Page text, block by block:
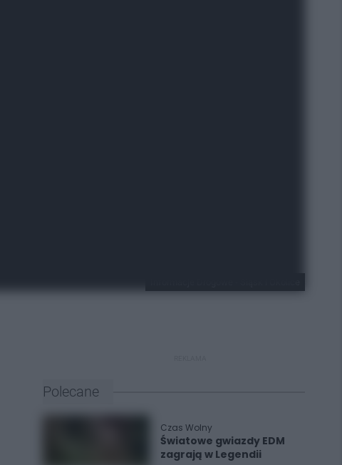
Polecane
Czas Wolny
Światowe gwiazdy EDM
zagrają w Legendii